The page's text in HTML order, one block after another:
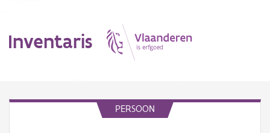
Inventaris
PERSOON